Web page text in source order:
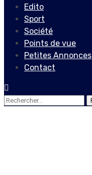
Edito
Sport
Société
Points de vue
Petites Annonces
Contact
Rechercher :